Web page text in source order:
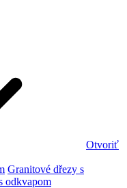
Otvoriť
Granitové dřezy s
odkvapom